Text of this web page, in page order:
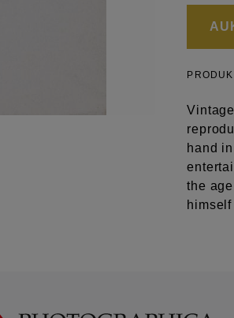
hand
the